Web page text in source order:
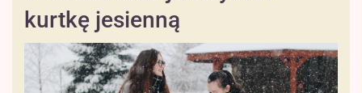
kurtkę jesienną